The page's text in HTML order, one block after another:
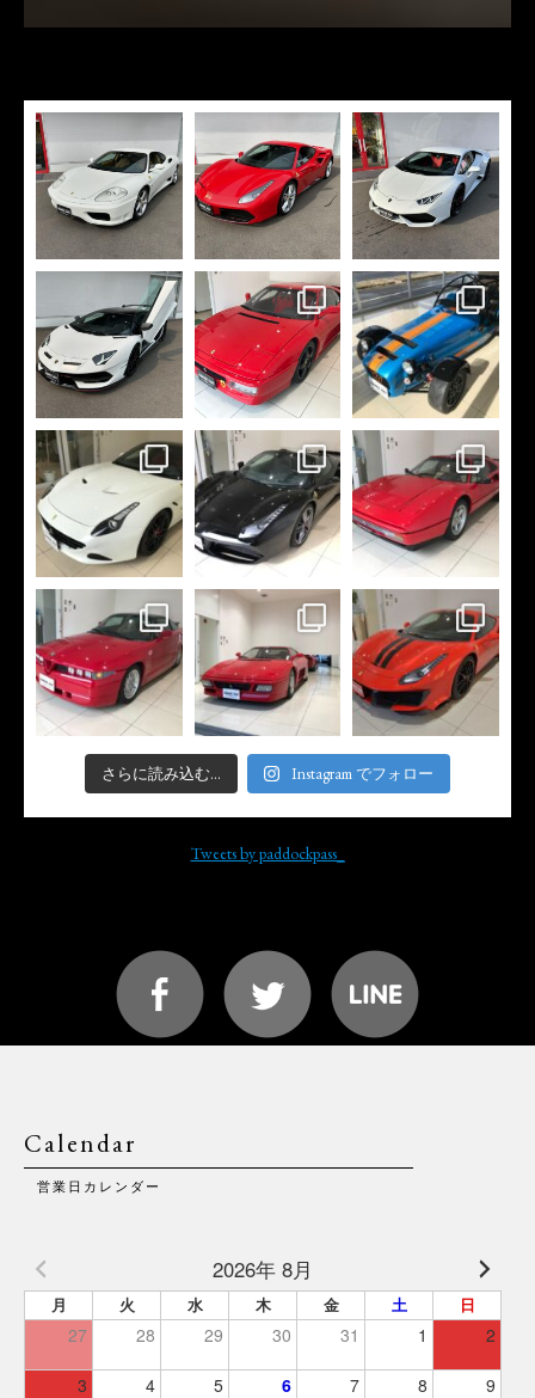
さらに読み込む... Instagram でフォロー
Tweets by paddockpass_
Calendar
営業日カレンダー
2026年 8月
月 火 水 木 金 土 日
27 28 29 30 31 1 2
3 4 5 6 7 8 9